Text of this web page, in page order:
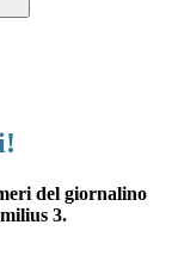
del giornalino
3.